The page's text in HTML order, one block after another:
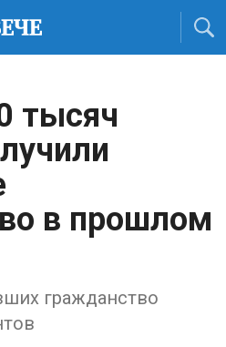
тысяч
в прошлом
гражданство